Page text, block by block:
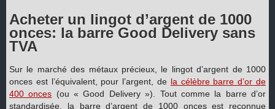
Acheter un lingot d’argent de 1000
onces: la barre Good Delivery sans
TVA
Sur le marché des métaux précieux, le lingot d’argent de 1000
onces est l’équivalent, pour l’argent, de la célèbre barre d’or de
400 onces (ou « Good Delivery »). Tout comme la barre d’or
standardisée, la barre d’argent de 1000 onces est reconnue